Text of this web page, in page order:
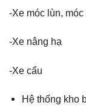
-Xe móc lùn,
-Xe nâng hạ
-Xe cẩu
Hệ thống kho